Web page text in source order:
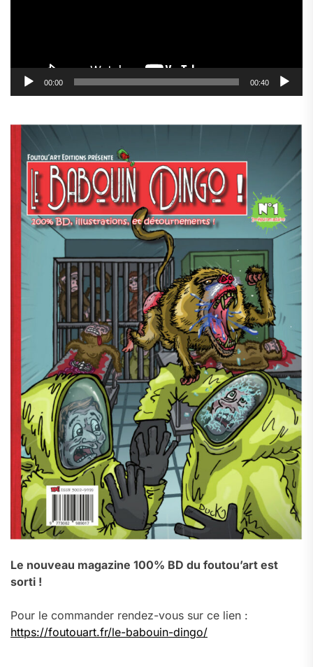
00:00 00:40
Le nouveau magazine 100% BD du foutou’art est
sorti !
Pour le commander rendez-vous sur ce lien :
https://foutouart.fr/le-babouin-dingo/